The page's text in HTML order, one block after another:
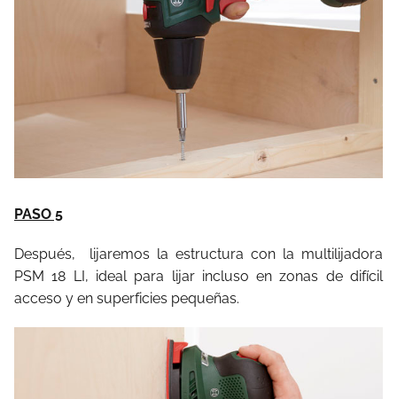
PASO 5
Después, lijaremos la estructura con la multilijadora
PSM 18 LI, ideal para lijar incluso en zonas de difícil
acceso y en superficies pequeñas.